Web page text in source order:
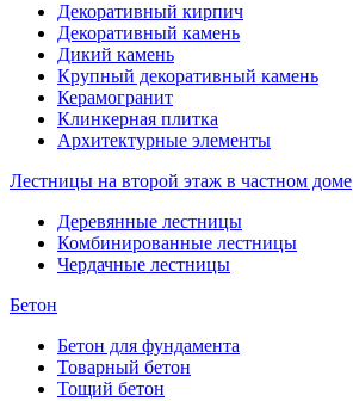
Декоративный кирпич
Декоративный камень
Дикий камень
Крупный декоративный камень
Керамогранит
Клинкерная плитка
Архитектурные элементы
Лестницы на второй этаж в частном доме
Деревянные лестницы
Комбинированные лестницы
Чердачные лестницы
Бетон
Бетон для фундамента
Товарный бетон
Тощий бетон